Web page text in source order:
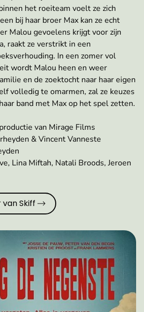
het roeiteam voelt ze zich
bij haar broer Max kan ze echt
Malou gevoelens krijgt voor zijn
raakt ze verstrikt in een
In een zomer vol
wordt Malou heen en weer
en de zoektocht naar haar eigen
volledig te omarmen, zal ze keuzes
band met Max op het spel zetten.
van Mirage Films
& Vincent Vanneste
Lina Miftah, Natali Broods, Jeroen
Skiff